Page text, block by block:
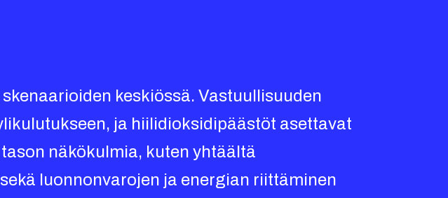
keskiössä. Vastuullisuuden
ja hiilidioksidipäästöt asettavat
näkökulmia, kuten yhtäältä
luonnonvarojen ja energian riittäminen